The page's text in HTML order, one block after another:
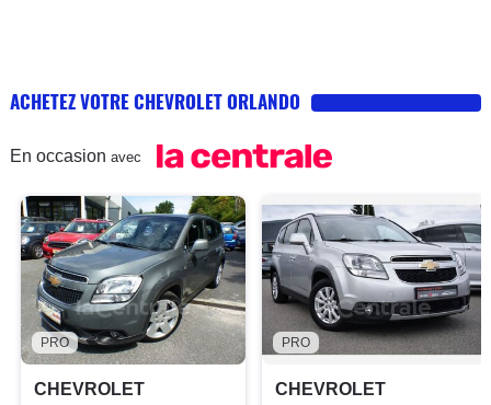
ACHETEZ VOTRE CHEVROLET ORLANDO
En occasion avec
PRO
CHEVROLET
PRO
CHEVROLET